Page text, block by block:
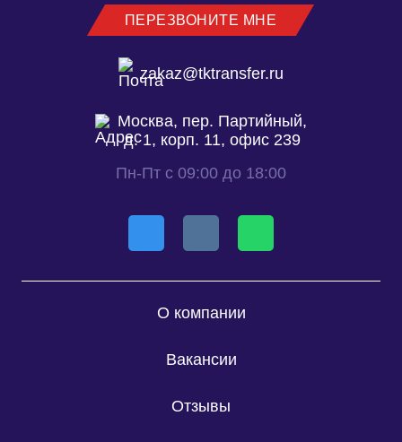
ПЕРЕЗВОНИТЕ МНЕ
zakaz@tktransfer.ru
Москва, пер. Партийный,
д. 1, корп. 11, офис 239
Пн-Пт с 09:00 до 18:00
О компании
Вакансии
Отзывы